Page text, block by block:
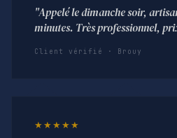
"Appelé le dimanche soir,
minutes. Très professionnel,
Client vérifié · Brouy
★★★★★